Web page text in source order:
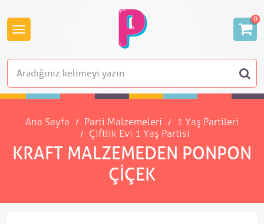
0
Ana Sayfa Parti Malzemeleri
1 Yaş Partileri
Çiftlik Evi 1 Yaş Partisi
KRAFT MALZEMEDEN PONPON
ÇIÇEK